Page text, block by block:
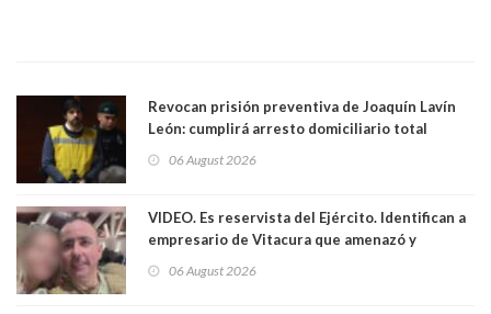
Revocan prisión preventiva de Joaquín Lavín
León: cumplirá arresto domiciliario total
06 August 2026
VIDEO. Es reservista del Ejército. Identifican a
empresario de Vitacura que amenazó y
al "ring raja". Se trata de Andrés Arrieta y la
06 August 2026